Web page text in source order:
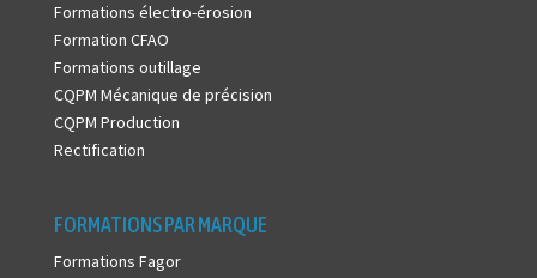
Formations électro-érosion
Formation CFAO
Formations outillage
CQPM Mécanique de précision
CQPM Production
Rectification
FORMATIONS PAR MARQUE
Formations Fagor